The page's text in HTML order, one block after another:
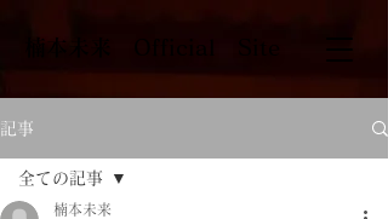
​楠本未来 Official Site
記事
全ての記事
楠本未来